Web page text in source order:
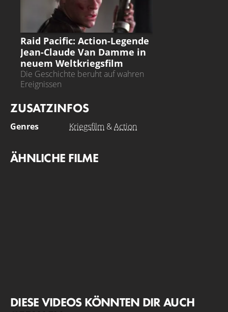
RAID PACIFIC
Raid Pacific: Action-Legende
Jean-Claude Van Damme in
neuem Weltkriegsfilm
Die Geschichte beruht auf wahren
Ereignissen
ZUSATZINFOS
Genres Kriegsfilm &Action
ÄHNLICHE FILME
DIESE VIDEOS KÖNNTEN DIR AUCH